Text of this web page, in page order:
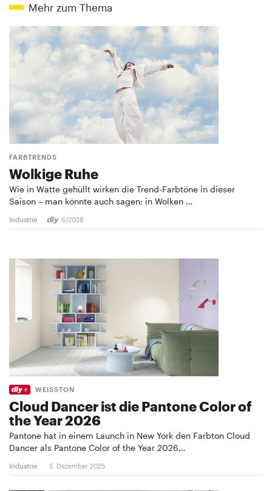
Mehr zum Thema
FARBTRENDS
Wolkige Ruhe
Wie in Watte gehüllt wirken die Trend-Farbtöne in dieser
Saison – man könnte auch sagen: in Wolken …
Industrie 6/2026
WEISSTON
Cloud Dancer ist die Pantone Color of
the Year 2026
Pantone hat in einem Launch in New York den Farbton Cloud
Dancer als Pantone Color of the Year 2026…
Industrie 5. Dezember 2025